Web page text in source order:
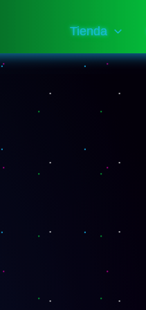
Tienda